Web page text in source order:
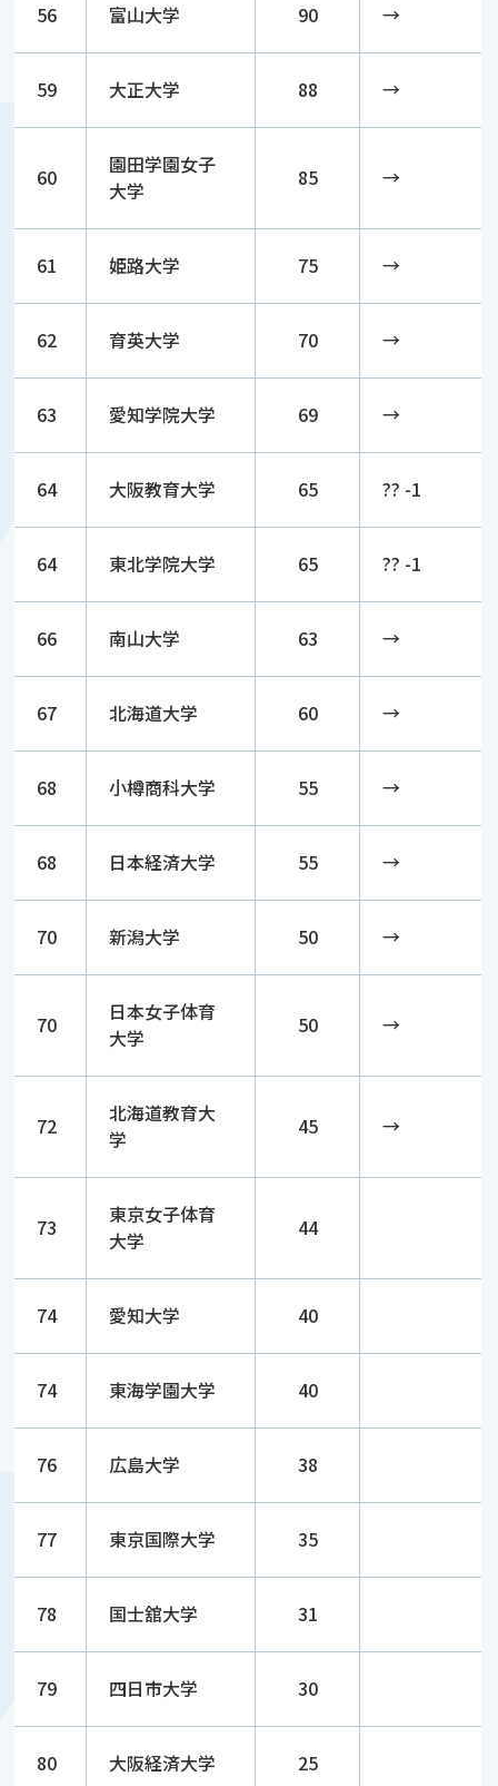
56 富山大学 90 →
59 大正大学 88 →
60
園田学園女子
大学
85 →
61 姫路大学 75 →
62 育英大学 70 →
63 愛知学院大学 69 →
64 大阪教育大学 65 ?? -1
64 東北学院大学 65 ?? -1
66 南山大学 63 →
67 北海道大学 60 →
68 小樽商科大学 55 →
68 日本経済大学 55 →
70 新潟大学 50 →
70
日本女子体育
大学
50 →
72
北海道教育大
学
45 →
73
東京女子体育
大学
44
74 愛知大学 40
74 東海学園大学 40
76 広島大学 38
77 東京国際大学 35
78 国士舘大学 31
79 四日市大学 30
80 大阪経済大学 25